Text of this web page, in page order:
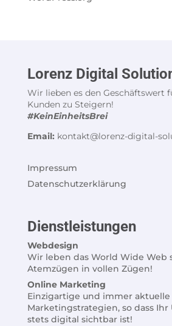
Lorenz Digital
Wir lieben es den Geschäftswert
Kunden zu Steigern!
#KeinEinheitsBrei
Email: kontakt@lorenz-digital-
Impressum
Datenschutzerklärung
Dienstleistungen
Webdesign
Wir leben das World Wide Web
Atemzügen in vollen Zügen!
Online Marketing
Einzigartige und immer aktuelle
Marketingstrategien, so dass
stets digital sichtbar ist!